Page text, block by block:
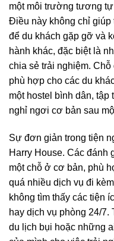
một môi trường tương
Điều này không chỉ giúp
để du khách gặp gỡ và
hành khác, đặc biệt là
chia sẻ trải nghiệm.
phù hợp cho các du
một hostel bình dân, tập
nghỉ ngơi cơ bản sau
Sự đơn giản trong tiện
Harry House. Các đánh
một chỗ ở cơ bản, phù
quá nhiều dịch vụ đi
không tìm thấy các tiện
hay dịch vụ phòng 24/
du lịch bụi hoặc những